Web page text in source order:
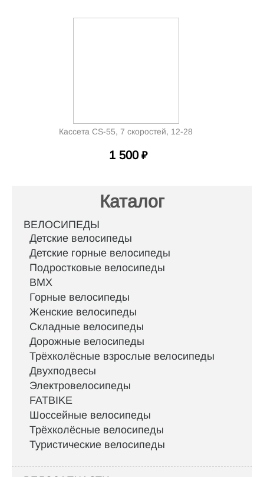
Кассета CS-55, 7 скоростей, 12-28
1 500 ₽
Каталог
ВЕЛОСИПЕДЫ
Детские велосипеды
Детские горные велосипеды
Подростковые велосипеды
BMX
Горные велосипеды
Женские велосипеды
Складные велосипеды
Дорожные велосипеды
Трёхколёсные взрослые велосипеды
Двухподвесы
Электровелосипеды
FATBIKE
Шоссейные велосипеды
Трёхколёсные велосипеды
Туристические велосипеды